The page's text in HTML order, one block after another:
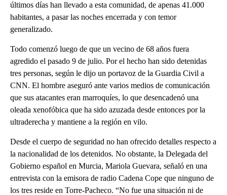
últimos días han llevado a esta comunidad, de apenas 41.000
habitantes, a pasar las noches encerrada y con temor
generalizado.
Todo comenzó luego de que un vecino de 68 años fuera
agredido el pasado 9 de julio. Por el hecho han sido detenidas
tres personas, según le dijo un portavoz de la Guardia Civil a
CNN. El hombre aseguró ante varios medios de comunicación
que sus atacantes eran marroquíes, lo que desencadenó una
oleada xenofóbica que ha sido azuzada desde entonces por la
ultraderecha y mantiene a la región en vilo.
Desde el cuerpo de seguridad no han ofrecido detalles respecto a
la nacionalidad de los detenidos. No obstante, la Delegada del
Gobierno español en Murcia, Mariola Guevara, señaló en una
entrevista con la emisora de radio Cadena Cope que ninguno de
los tres reside en Torre-Pacheco. “No fue una situación ni de